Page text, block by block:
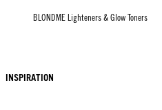
BLONDME Lighteners & Glow Toners
INSPIRATION